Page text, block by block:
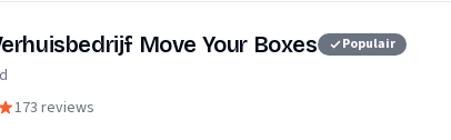
Move Your Boxes Populair
173 reviews